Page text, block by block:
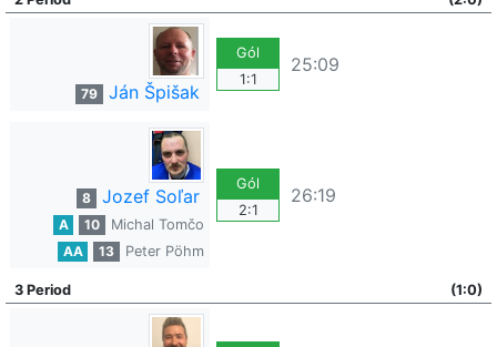
79 Ján Špišak
Gól
1:1
25:09
8 Jozef Soľar
A 10
Michal Tomčo
AA
13 Peter Pöhm
Gól
2:1
26:19
3 Period (1:0)